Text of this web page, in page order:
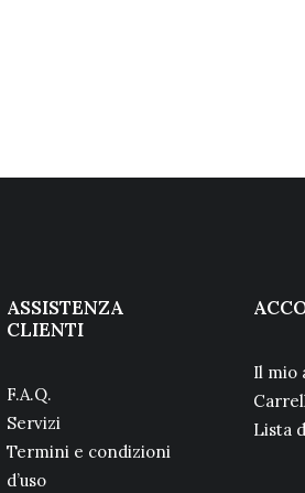
ASSISTENZA
CLIENTI
F.A.Q.
Servizi
Termini e condizioni
d’uso
Il mio
Lista